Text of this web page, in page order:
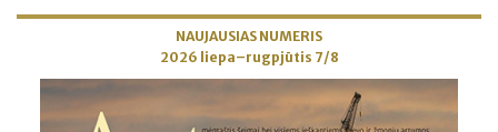
NAUJAUSIAS NUMERIS
2026 liepa–rugpjūtis 7/8